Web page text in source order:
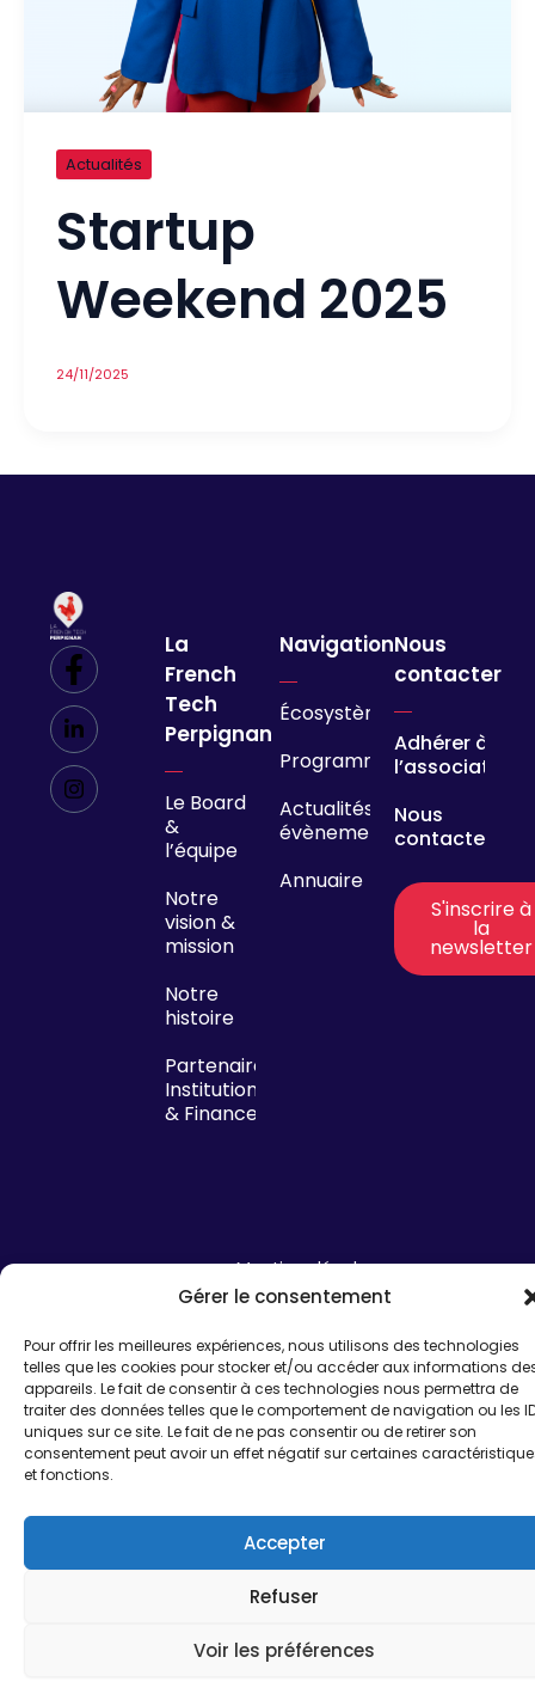
Gérer le consentement
Pour offrir les meilleures expériences, nous utilisons des technologies
telles que les cookies pour stocker et/ou accéder aux informations
appareils. Le fait de consentir à ces technologies nous permettra de
traiter des données telles que le comportement de navigation ou les
uniques sur ce site. Le fait de ne pas consentir ou de retirer son
consentement peut avoir un effet négatif sur certaines
et fonctions.
Accepter
Refuser
Voir les préférences
Actualités
Startup
Weekend 2025
24/11/2025
La
French
Tech
Perpignan
Le Board
&
l’équipe
Notre
vision &
mission
Notre
histoire
Partenaires
Institutionnels
& Financeurs
Navigation
Écosystème
Programmes
Actualités &
évènements
Annuaire
Nous
contacter
Adhérer à
l’association
Nous
contacter
S'inscrire à
la
newsletter
réalisé parI SEE U
Mentions légales
Politique de cookies